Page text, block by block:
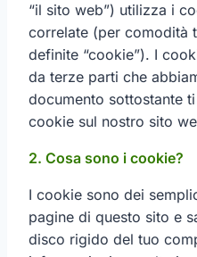
“il sito web”) utilizza i
correlate (per comodità
definite “cookie”). I
da terze parti che
documento sottostante
cookie sul nostro sito
2. Cosa sono i cookie?
I cookie sono dei
pagine di questo sito e
disco rigido del tuo